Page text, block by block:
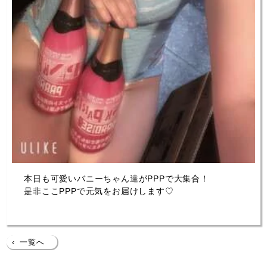
本日も可愛いバニーちゃん達がPPPで大集合！
是非ここPPPで元気をお届けします♡
‹ 一覧へ